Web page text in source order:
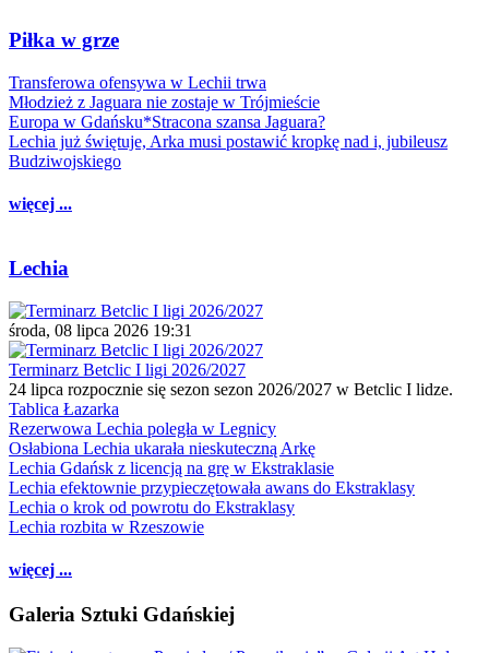
Piłka w grze
Transferowa ofensywa w Lechii trwa
Młodzież z Jaguara nie zostaje w Trójmieście
Europa w Gdańsku*Stracona szansa Jaguara?
Lechia już świętuje, Arka musi postawić kropkę nad i, jubileusz
Budziwojskiego
więcej ...
Lechia
środa, 08 lipca 2026 19:31
Terminarz Betclic I ligi 2026/2027
24 lipca rozpocznie się sezon sezon 2026/2027 w Betclic I lidze.
Tablica Łazarka
Rezerwowa Lechia poległa w Legnicy
Osłabiona Lechia ukarała nieskuteczną Arkę
Lechia Gdańsk z licencją na grę w Ekstraklasie
Lechia efektownie przypieczętowała awans do Ekstraklasy
Lechia o krok od powrotu do Ekstraklasy
Lechia rozbita w Rzeszowie
więcej ...
Galeria Sztuki Gdańskiej